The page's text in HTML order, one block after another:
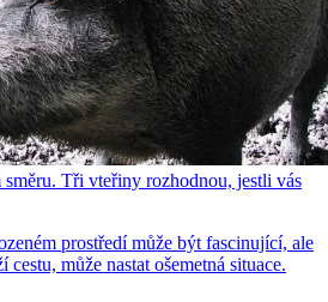
Tři vteřiny rozhodnou, jestli vás
prostředí může být fascinující, ale
může nastat ošemetná situace.